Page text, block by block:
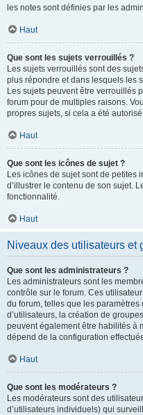
les notes sont définies par les
Haut
Que sont les sujets verrouillés ?
Les sujets verrouillés sont des
plus répondre et dans lesquels les
Les sujets peuvent être verrouillés
forum pour de multiples raisons.
propres sujets, si cela a été
Haut
Que sont les icônes de sujet ?
Les icônes de sujet sont de petites
d’illustrer le contenu de son sujet.
fonctionnalité.
Haut
Niveaux des utilisateurs et
Que sont les administrateurs ?
Les administrateurs sont les
contrôle sur le forum. Ces
du forum, telles que les
d’utilisateurs, la création de
peuvent également être habilités à
dépend de la configuration
Haut
Que sont les modérateurs ?
Les modérateurs sont des
d’utilisateurs individuels) qui